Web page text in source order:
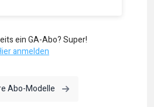
ein GA-Abo? Super!
anmelden
Abo-Modelle